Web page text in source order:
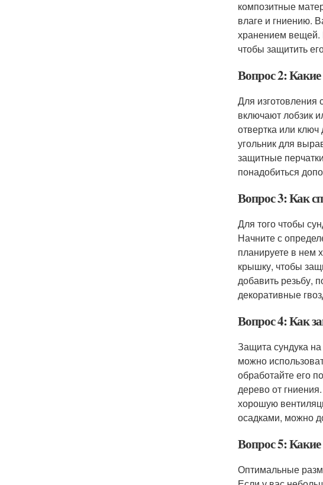
композитные
влаге и гниению.
хранением вещей.
чтобы защитить
Вопрос 2: Какие
Для изготовления
включают лобзик
отвертка или
угольник для
защитные
понадобиться
Вопрос 3: Как
Для того чтобы
Начните с
планируете в нем
крышку, чтобы
добавить резьбу,
декоративные
Вопрос 4: Как
Защита сундука
можно
обработайте его
дерево от
хорошую
осадками, можно
Вопрос 5:
Оптимальные